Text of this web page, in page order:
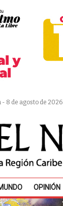
- 8 de agosto de 2026
OPINIÓN